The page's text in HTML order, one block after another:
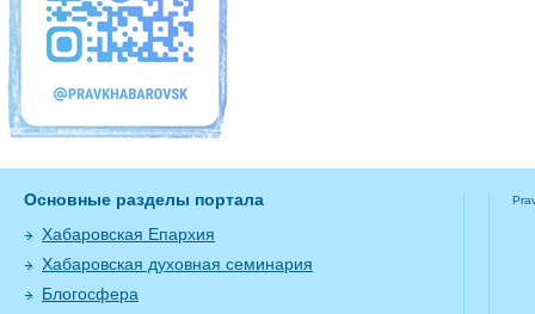
Основные разделы портала
Хабаровская Епархия
Хабаровская духовная семинария
Блогосфера